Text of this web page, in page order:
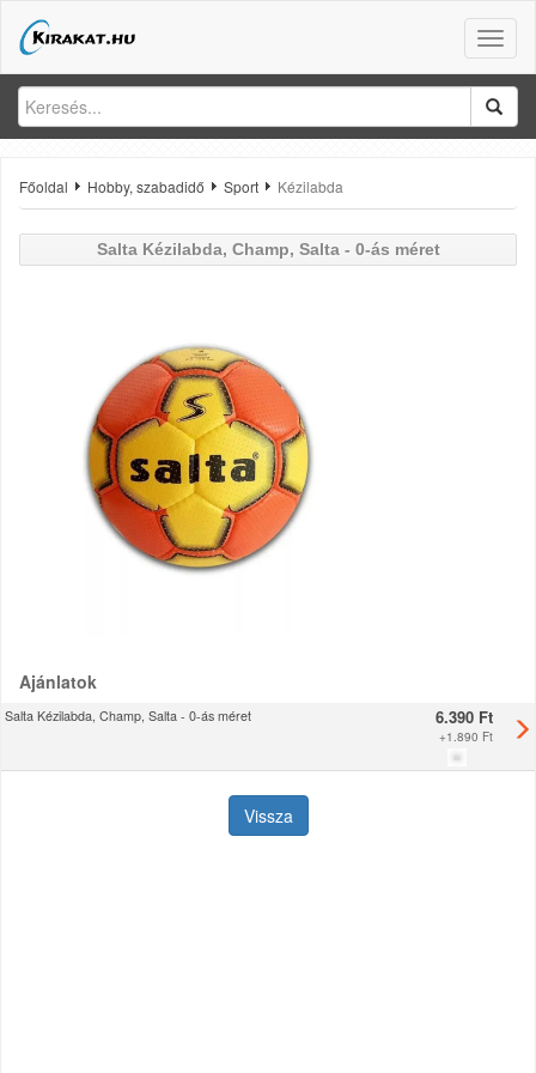
Toggle
Főoldal Hobby, szabadidő Sport Kézilabda
Salta Kézilabda, Champ, Salta - 0-ás méret
Ajánlatok
Salta Kézilabda, Champ, Salta - 0-ás méret 6.390 Ft
+1.890 Ft
Vissza